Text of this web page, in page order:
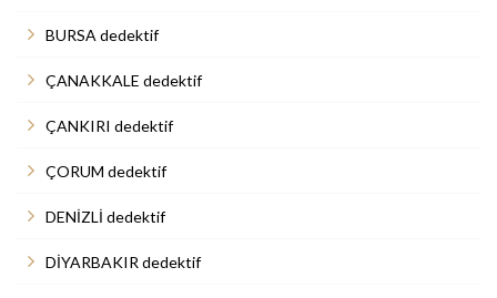
BURSA dedektif
ÇANAKKALE dedektif
ÇANKIRI dedektif
ÇORUM dedektif
DENİZLİ dedektif
DİYARBAKIR dedektif